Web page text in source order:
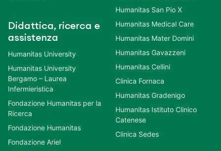
Didattica, ricerca e
assistenza
Humanitas University
Humanitas University
Bergamo – Laurea
Infermieristica
Fondazione Humanitas per la
Ricerca
Fondazione Humanitas
Fondazione Ariel
Humanitas San Pio X
Humanitas Medical Care
Humanitas Mater Domini
Humanitas Gavazzeni
Humanitas Cellini
Clinica Fornaca
Humanitas Gradenigo
Humanitas Istituto Clinico
Catenese
Clinica Sedes